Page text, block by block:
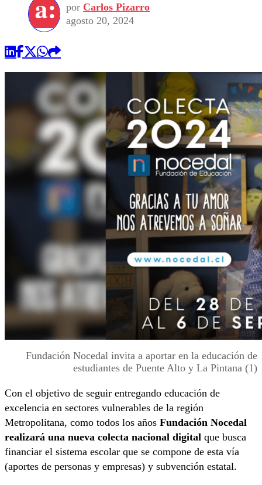
por Carlos Pizarro
agosto 20, 2024
Fundación Nocedal invita a aportar en la educación de
estudiantes de Puente Alto y La Pintana (1)
Con el objetivo de seguir entregando educación de
excelencia en sectores vulnerables de la región
Metropolitana, como todos los años Fundación Nocedal
realizará una nueva colecta nacional digital que busca
financiar el sistema escolar que se compone de esta vía
(aportes de personas y empresas) y subvención estatal.